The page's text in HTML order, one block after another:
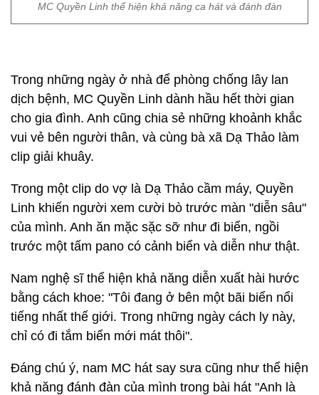
MC Quyền Linh thể hiện khả năng ca hát và đánh đàn
Trong những ngày ở nhà để phòng chống lây lan
dịch bệnh, MC Quyền Linh dành hầu hết thời gian
cho gia đình. Anh cũng chia sẻ những khoảnh khắc
vui vẻ bên người thân, và cùng bà xã Dạ Thảo làm
clip giải khuây.
Trong một clip do vợ là Dạ Thảo cầm máy, Quyền
Linh khiến người xem cười bò trước màn "diễn sâu"
của mình. Anh ăn mặc sặc sỡ như đi biển, ngồi
trước một tấm pano có cảnh biển và diễn như thật.
Nam nghệ sĩ thể hiện khả năng diễn xuất hài hước
bằng cách khoe: "Tôi đang ở bên một bãi biển nổi
tiếng nhất thế giới. Trong những ngày cách ly này,
chỉ có đi tắm biển mới mát thôi".
Đáng chú ý, nam MC hát say sưa cũng như thể hiện
khả năng đánh đàn của mình trong bài hát "Anh là